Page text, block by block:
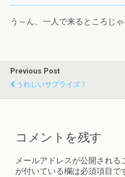
う～ん、一人で来るところじ
Previous Post
うれしいサプライズ！
コメントを残す
メールアドレスが公開される
が付いている欄は必須項目で